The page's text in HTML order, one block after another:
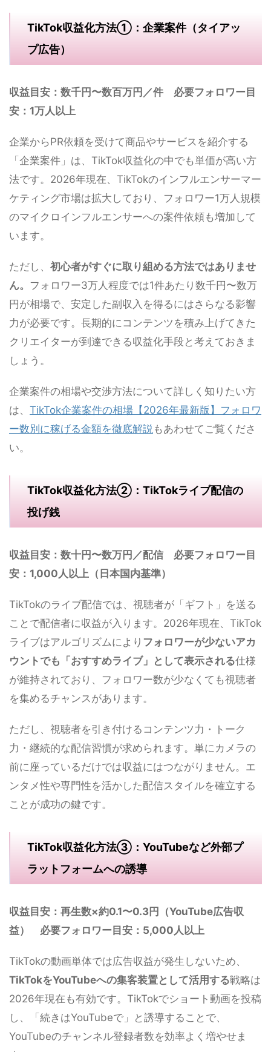
TikTok収益化方法①：企業案件（タイアッ
プ広告）
収益目安：数千円〜数百万円／件 必要フォロワー目
安：1万人以上
企業からPR依頼を受けて商品やサービスを紹介する
「企業案件」は、TikTok収益化の中でも単価が高い方
法です。2026年現在、TikTokのインフルエンサーマー
ケティング市場は拡大しており、フォロワー1万人規模
のマイクロインフルエンサーへの案件依頼も増加して
います。
ただし、 初心者がすぐに取り組める方法ではありませ
ん。 フォロワー3万人程度では1件あたり数千円〜数万
円が相場で、安定した副収入を得るにはさらなる影響
力が必要です。長期的にコンテンツを積み上げてきた
クリエイターが到達できる収益化手段と考えておきま
しょう。
企業案件の相場や交渉方法について詳しく知りたい方
は、 TikTok企業案件の相場【2026年最新版】フォロワ
ー数別に稼げる金額を徹底解説もあわせてご覧くださ
い。
TikTok収益化方法②：TikTokライブ配信の
投げ銭
収益目安：数十円〜数万円／配信 必要フォロワー目
安：1,000人以上（日本国内基準）
TikTokのライブ配信では、視聴者が「ギフト」を送る
ことで配信者に収益が入ります。2026年現在、TikTok
ライブはアルゴリズムにより フォロワーが少ないアカ
ウントでも「おすすめライブ」として表示される仕様
が維持されており、フォロワー数が少なくても視聴者
を集めるチャンスがあります。
ただし、視聴者を引き付けるコンテンツ力・トーク
力・継続的な配信習慣が求められます。単にカメラの
前に座っているだけでは収益にはつながりません。エ
ンタメ性や専門性を活かした配信スタイルを確立する
ことが成功の鍵です。
TikTok収益化方法③：YouTubeなど外部プ
ラットフォームへの誘導
収益目安：再生数×約0.1〜0.3円（YouTube広告収
益） 必要フォロワー目安：5,000人以上
TikTokの動画単体では広告収益が発生しないため、
TikTokをYouTubeへの集客装置として活用する戦略は
2026年現在も有効です。TikTokでショート動画を投稿
し、「続きはYouTubeで」と誘導することで、
YouTubeのチャンネル登録者数を効率よく増やせま